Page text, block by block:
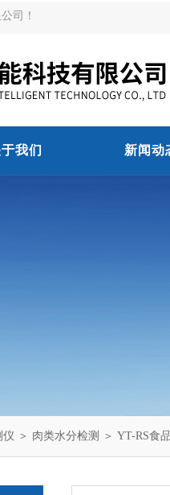
司！
我们 新闻动
仪 ＞ 肉类水分检测 ＞ YT-RS食